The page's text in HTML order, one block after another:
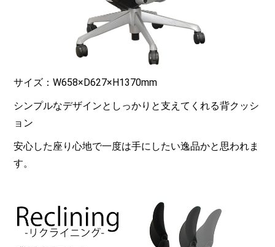
サイズ：W658×D627×H1370mm
シンプルなデザインとしっかりと支えてくれる背クッシ
ョン
安心した座り心地で一度は手にしたい逸品かと思われま
す。